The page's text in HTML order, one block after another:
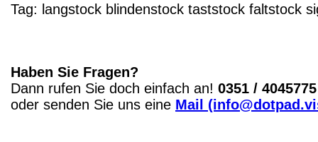
Tag: langstock blindenstock taststock faltstock
Haben Sie Fragen?
Dann rufen Sie doch einfach an! 0351 / 4045775
oder senden Sie uns eine Mail